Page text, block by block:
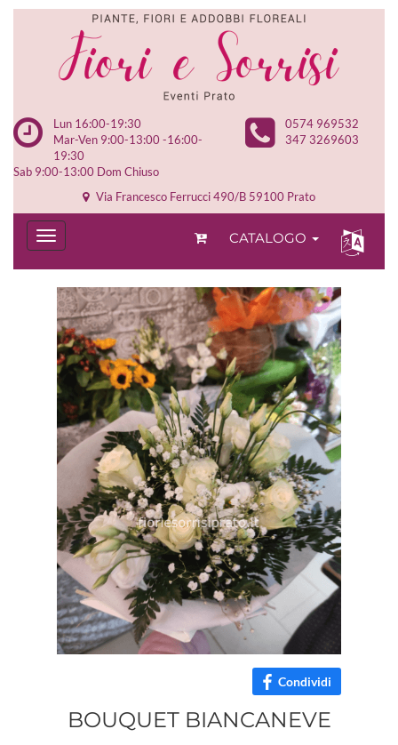
Lun 16:00-19:30
Mar-Ven 9:00-13:00 -16:00-
19:30
Sab 9:00-13:00 Dom Chiuso
0574 969532
347 3269603
Via Francesco Ferrucci 490/B 59100 Prato
CATALOGO
Condividi
BOUQUET BIANCANEVE